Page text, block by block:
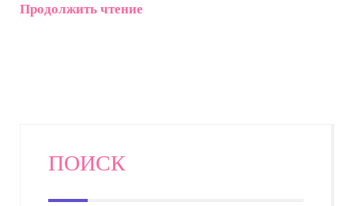
Продолжить чтение
ПОИСК